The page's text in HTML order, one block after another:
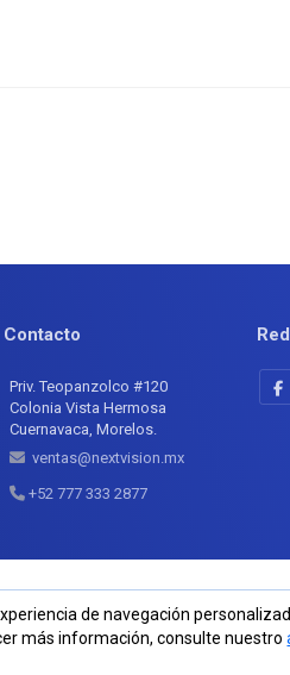
Contacto
Priv. Teopanzolco #120
Colonia Vista Hermosa
Cuernavaca, Morelos.
ventas@nextvision.mx
+52 777 333 2877
de navegación
más información, consulte nuestro